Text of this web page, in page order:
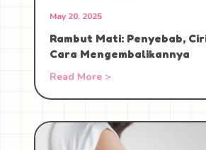
May 20, 2025
Rambut Mati: Penyebab,
Cara Mengembalikannya
Read More >